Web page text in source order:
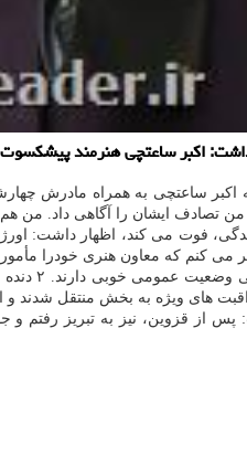
اکبر ساعتچی هنرمند پیشکسوت
تصادف ایشان را آگاهی داد. من
می کنم که معاون هنری خودرا مأمور
عظیمی
های ویژه به بخش منتقل شدند و
از قزوین، نیز به تبریز رفتم